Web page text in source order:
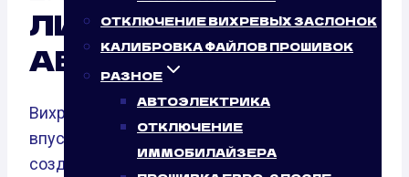
ОТКЛЮЧЕНИЕ ВИХРЕВЫХ ЗАСЛОНОК
КАЛИБРОВКА ФАЙЛОВ ПРОШИВОК
РАЗНОЕ
АВТОЭЛЕКТРИКА
ОТКЛЮЧЕНИЕ
ИММОБИЛАЙЗЕРА
ЛИ ЭТО ВАШЕМУ
АВТО?
Вихревые заслонки — это элементы
впускного коллектора, предназначенные для
создания завихрений воздуха во впускном